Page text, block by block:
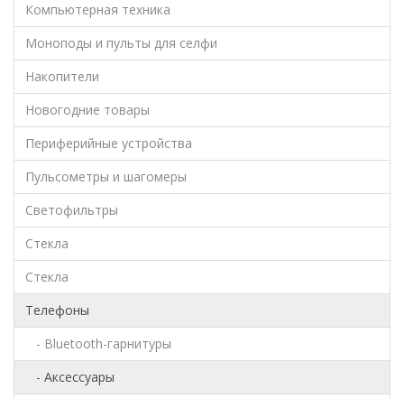
Компьютерная техника
Моноподы и пульты для селфи
Накопители
Новогодние товары
Периферийные устройства
Пульсометры и шагомеры
Светофильтры
Стекла
Стекла
Телефоны
- Bluetooth-гарнитуры
- Аксессуары